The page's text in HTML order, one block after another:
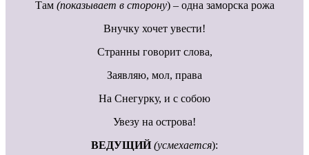
Там (показывает в сторону) – одна заморска рожа
Внучку хочет увести!
Странны говорит слова,
Заявляю, мол, права
На Снегурку, и с собою
Увезу на острова!
ВЕДУЩИЙ (усмехается):